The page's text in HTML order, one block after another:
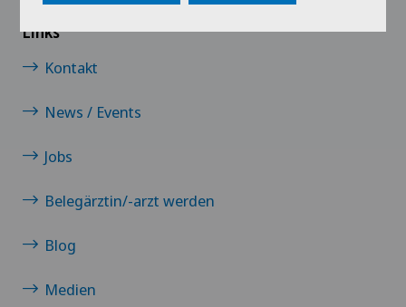
Links
Kontakt
News / Events
Jobs
Belegärztin/-arzt werden
Blog
Medien